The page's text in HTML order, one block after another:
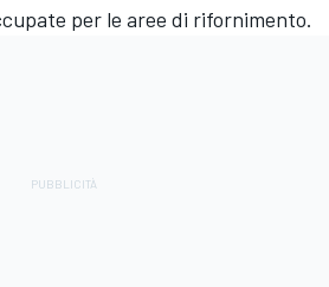
per le aree di rifornimento.